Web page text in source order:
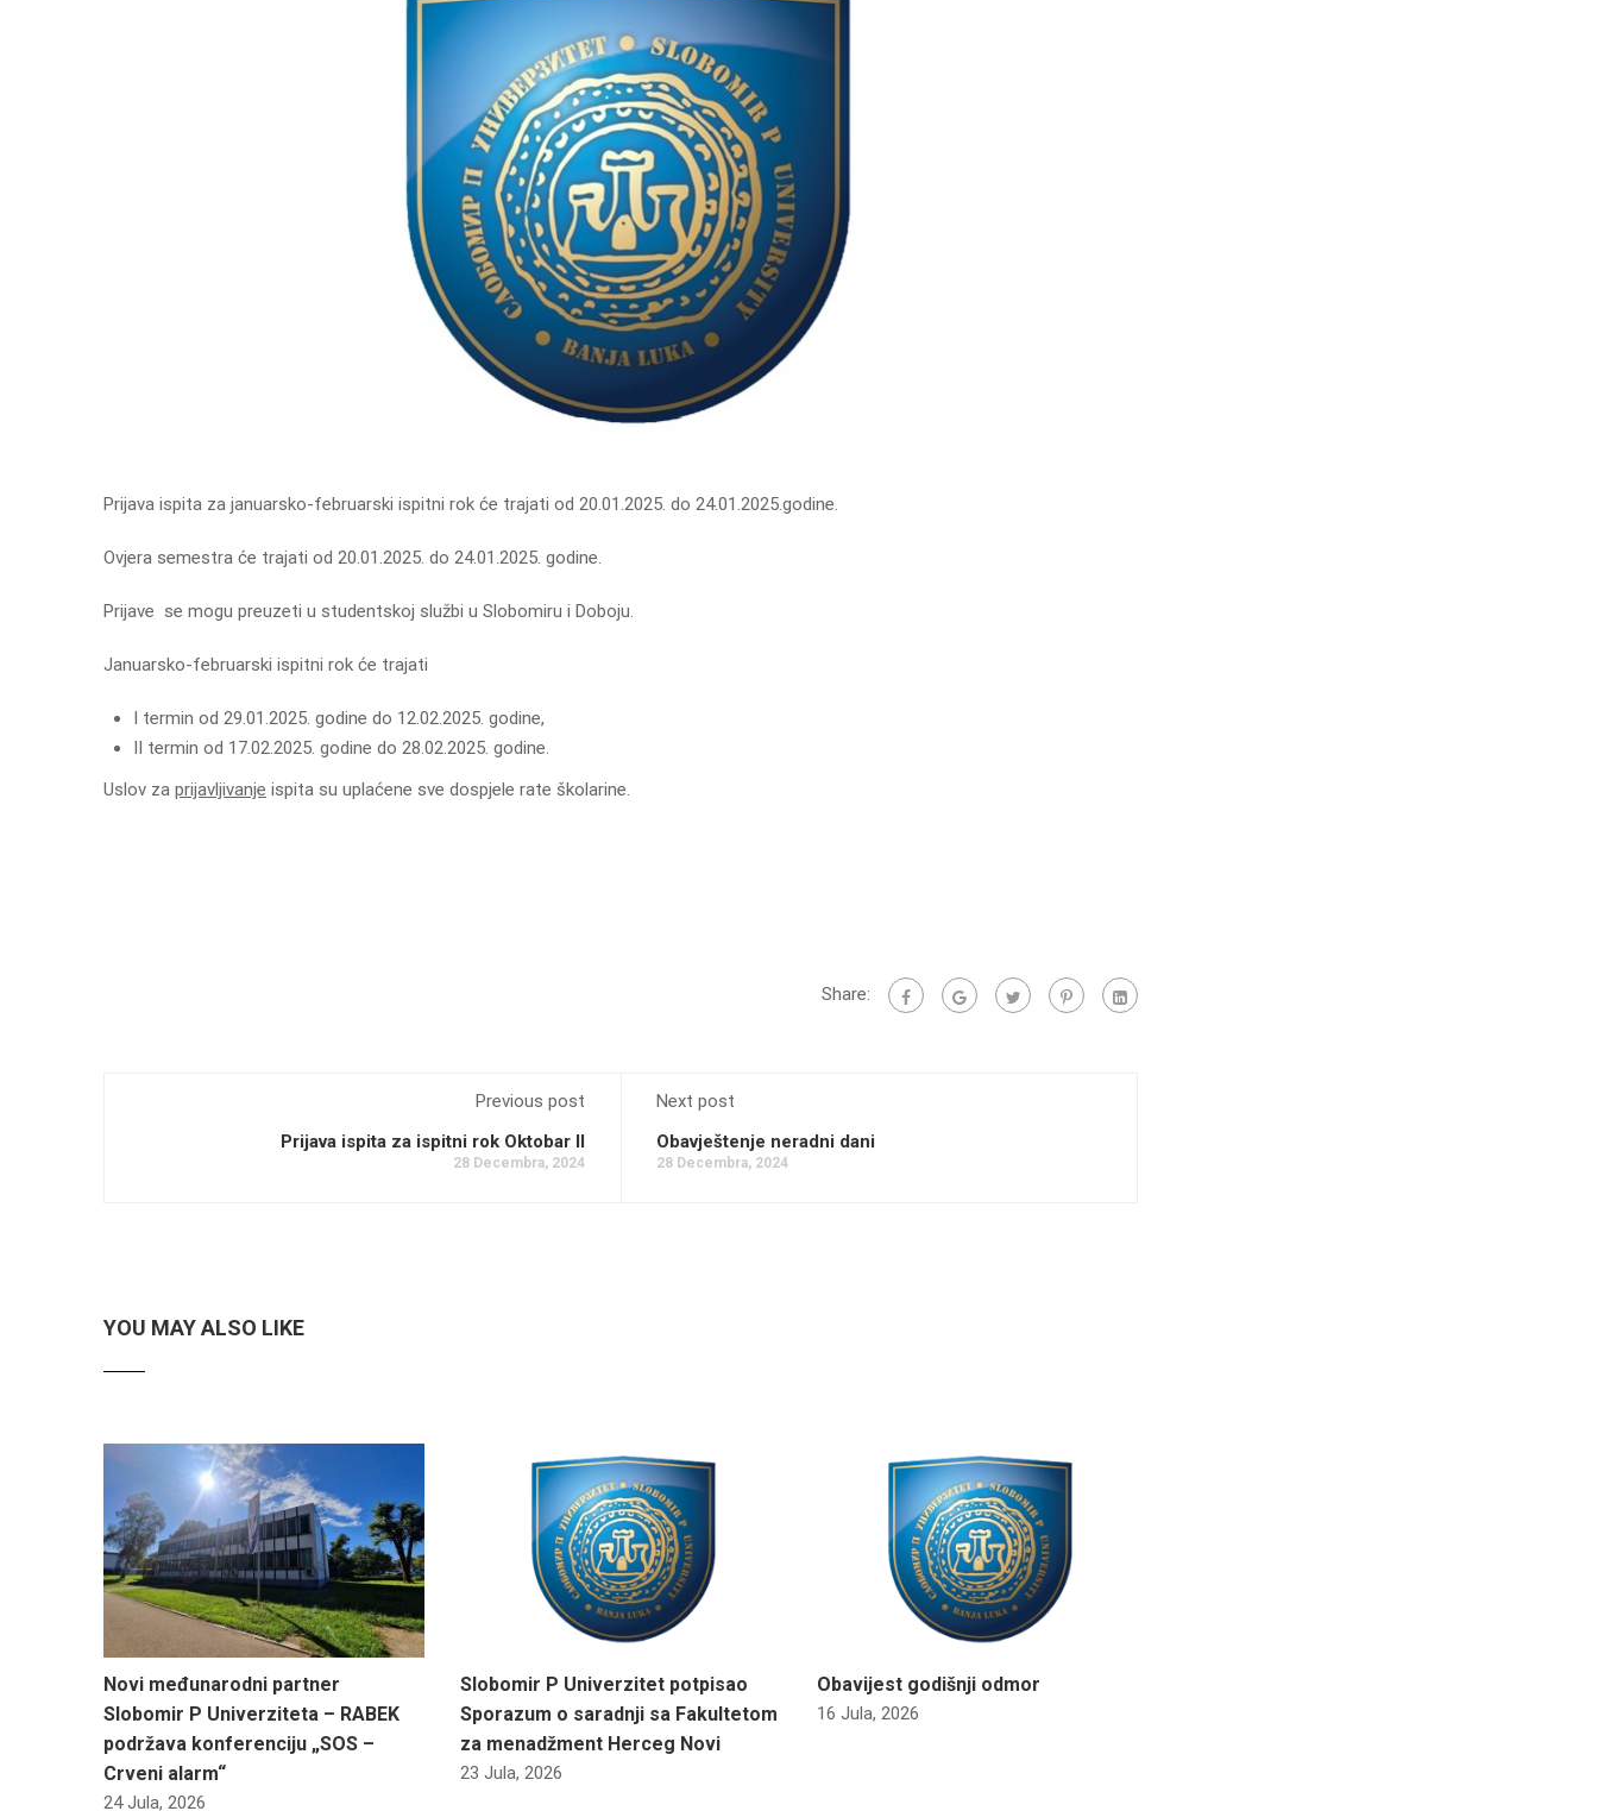
Prijava ispita za januarsko-februarski ispitni rok će trajati od 20.01.2025. do 24.01.2025.godine.
Ovjera semestra će trajati od 20.01.2025. do 24.01.2025. godine.
Prijave se mogu preuzeti u studentskoj službi u Slobomiru i Doboju.
Januarsko-februarski ispitni rok će trajati
I termin od 29.01.2025. godine do 12.02.2025. godine,
II termin od 17.02.2025. godine do 28.02.2025. godine.
Uslov za prijavljivanje ispita su uplaćene sve dospjele rate školarine.
Share:
Previous post
Prijava ispita za ispitni rok Oktobar II
28 Decembra, 2024
Next post
Obavještenje neradni dani
28 Decembra, 2024
YOU MAY ALSO LIKE
Novi međunarodni partner
Slobomir P Univerziteta – RABEK
podržava konferenciju „SOS –
Crveni alarm“
24 Jula, 2026
Slobomir P Univerzitet potpisao
Sporazum o saradnji sa Fakultetom
za menadžment Herceg Novi
23 Jula, 2026
Obavijest godišnji odmor
16 Jula, 2026